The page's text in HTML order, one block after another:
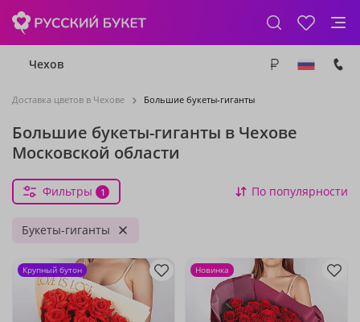
Чехов
Доставка цветов в Чехове Большие букеты-гиганты
Большие букеты-гиганты в Чехове
Московской области
Фильтры 1 По популярности
Букеты-гиганты
Крупный бутон Новинка